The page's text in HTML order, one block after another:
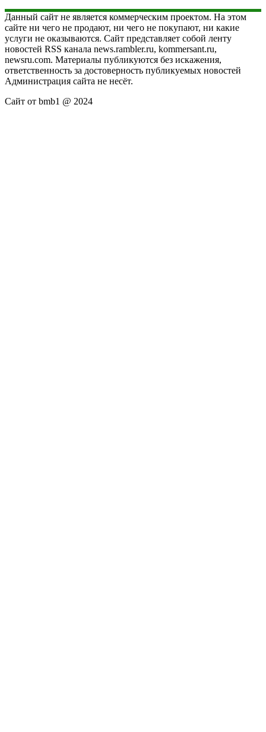
Данный сайт не является коммерческим проектом. На этом
сайте ни чего не продают, ни чего не покупают, ни какие
услуги не оказываются. Сайт представляет собой ленту
новостей RSS канала news.rambler.ru, kommersant.ru,
newsru.com. Материалы публикуются без искажения,
ответственность за достоверность публикуемых новостей
Администрация сайта не несёт.
Сайт от bmb1 @ 2024